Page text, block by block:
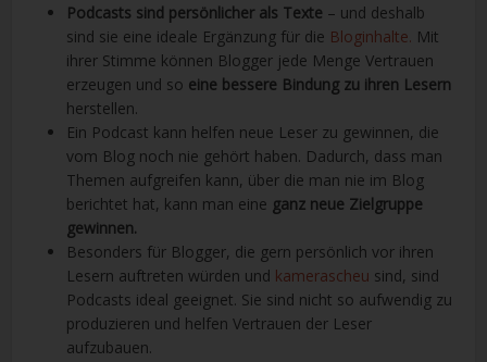
Podcasts sind persönlicher als Texte – und deshalb
sind sie eine ideale Ergänzung für die Bloginhalte. Mit
ihrer Stimme können Blogger jede Menge Vertrauen
erzeugen und so eine bessere Bindung zu ihren Lesern
herstellen.
Ein Podcast kann helfen neue Leser zu gewinnen, die
vom Blog noch nie gehört haben. Dadurch, dass man
Themen aufgreifen kann, über die man nie im Blog
berichtet hat, kann man eine ganz neue Zielgruppe
gewinnen.
Besonders für Blogger, die gern persönlich vor ihren
Lesern auftreten würden und kamerascheu sind, sind
Podcasts ideal geeignet. Sie sind nicht so aufwendig zu
produzieren und helfen Vertrauen der Leser
aufzubauen.